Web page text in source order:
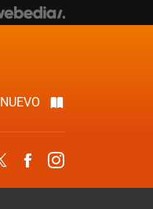
NUEVO
Twitter Facebook